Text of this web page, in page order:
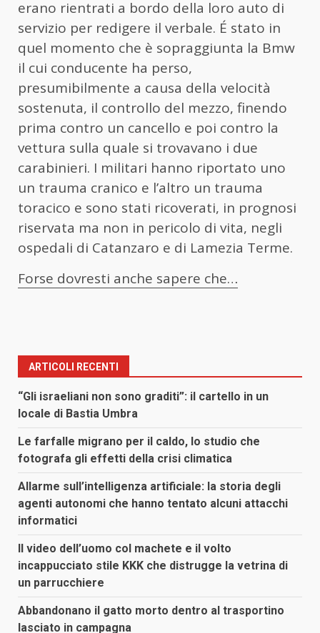
erano rientrati a bordo della loro auto di
servizio per redigere il verbale. É stato in
quel momento che è sopraggiunta la Bmw
il cui conducente ha perso,
presumibilmente a causa della velocità
sostenuta, il controllo del mezzo, finendo
prima contro un cancello e poi contro la
vettura sulla quale si trovavano i due
carabinieri. I militari hanno riportato uno
un trauma cranico e l’altro un trauma
toracico e sono stati ricoverati, in prognosi
riservata ma non in pericolo di vita, negli
ospedali di Catanzaro e di Lamezia Terme.
Forse dovresti anche sapere che…
ARTICOLI RECENTI
“Gli israeliani non sono graditi”: il cartello in un
locale di Bastia Umbra
Le farfalle migrano per il caldo, lo studio che
fotografa gli effetti della crisi climatica
Allarme sull’intelligenza artificiale: la storia degli
agenti autonomi che hanno tentato alcuni attacchi
informatici
Il video dell’uomo col machete e il volto
incappucciato stile KKK che distrugge la vetrina di
un parrucchiere
Abbandonano il gatto morto dentro al trasportino
lasciato in campagna